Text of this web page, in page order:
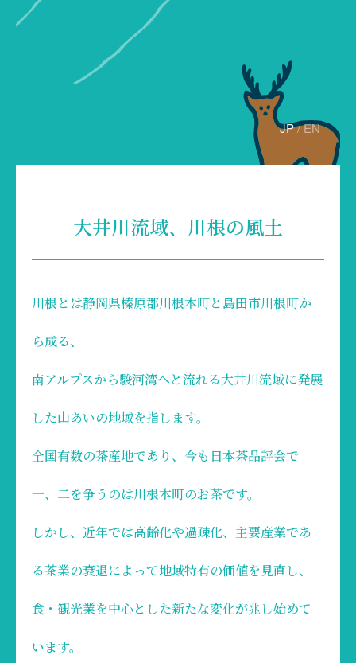
JP/EN
大井川流域、川根の風土
川根とは静岡県榛原郡川根本町と島田市川根町か
ら成る、
南アルプスから駿河湾へと流れる大井川流域に発展
した山あいの地域を指します。
全国有数の茶産地であり、今も日本茶品評会で
一、二を争うのは川根本町のお茶です。
しかし、近年では高齢化や過疎化、主要産業であ
る茶業の衰退によって地域特有の価値を見直し、
食・観光業を中心とした新たな変化が兆し始めて
います。